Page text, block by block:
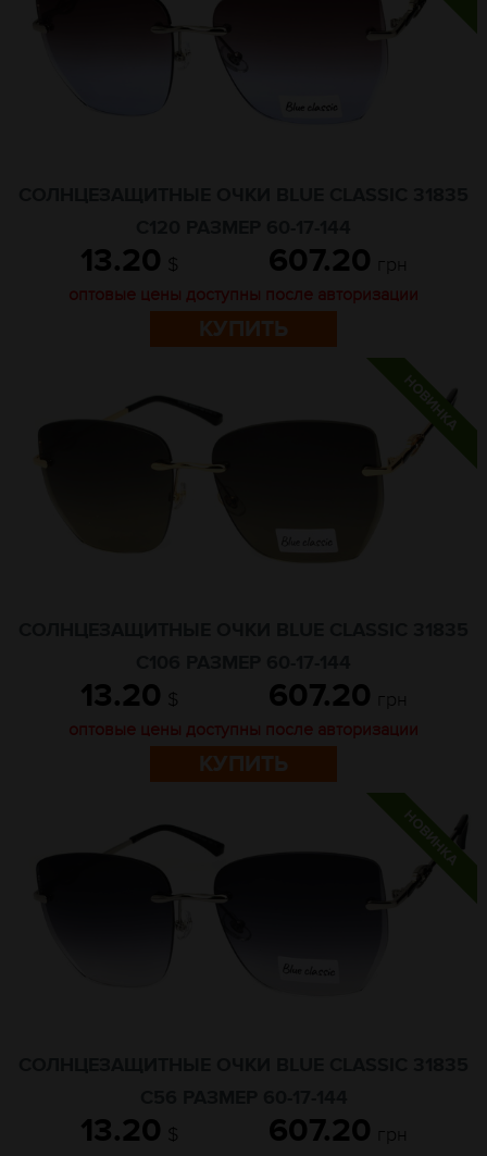
13.20 $ 607.20 грн
оптовые цены доступны после авторизации
КУПИТЬ
13.20 $ 607.20 грн
оптовые цены доступны после авторизации
КУПИТЬ
13.20 $ 607.20 грн